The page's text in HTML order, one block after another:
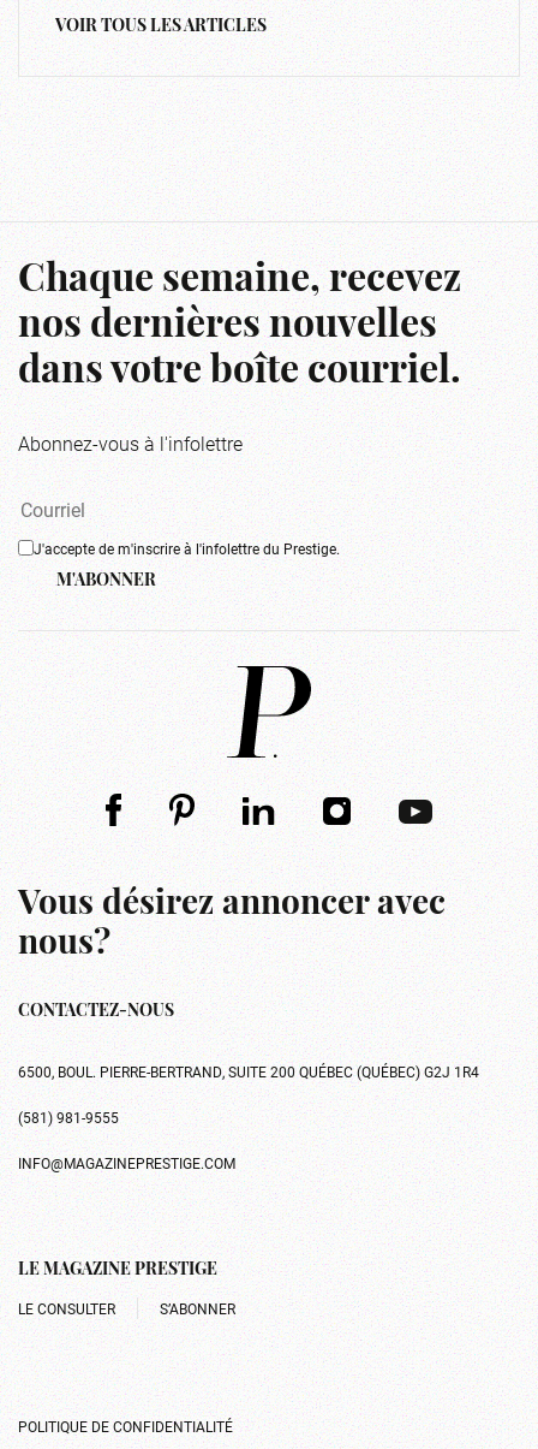
VOIR TOUS LES ARTICLES
Chaque semaine, recevez
nos dernières nouvelles
dans votre boîte courriel.
Abonnez-vous à l'infolettre
J'accepte de m'inscrire à l'infolettre du Prestige.
M'ABONNER
Vous désirez annoncer avec
nous?
CONTACTEZ-NOUS
6500, BOUL. PIERRE-BERTRAND, SUITE 200 QUÉBEC (QUÉBEC) G2J 1R4
(581) 981-9555
INFO@MAGAZINEPRESTIGE.COM
LE MAGAZINE PRESTIGE
LE CONSULTER S’ABONNER
POLITIQUE DE CONFIDENTIALITÉ